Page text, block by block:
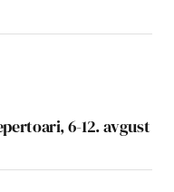
6-12. avgust